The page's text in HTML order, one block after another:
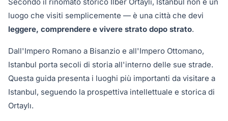
luogo che visiti semplicemente — è una città che devi
leggere, comprendere e vivere strato dopo strato.
Dall'Impero Romano a Bisanzio e all'Impero Ottomano,
Istanbul porta secoli di storia all'interno delle sue strade.
Questa guida presenta i luoghi più importanti da visitare a
Istanbul, seguendo la prospettiva intellettuale e storica di
Ortaylı.